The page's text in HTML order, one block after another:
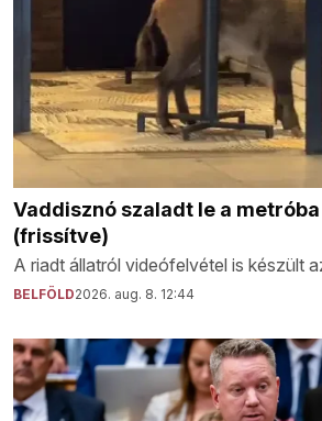
Vaddisznó szaladt le a
(frissítve)
A riadt állatról videófelvétel is készült
BELFÖLD2026. aug. 8. 12:44